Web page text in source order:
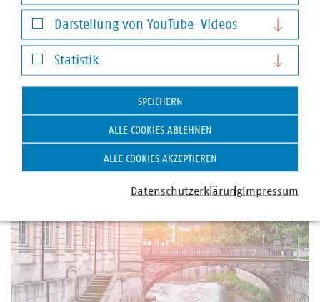
VKU wirbt in Anhörung für praxisnahe und
bürokratiearme Ausgestaltung
25.06.2026
Bei der Anhörung zum Gebäudemodernisierungsgesetz im
Ausschuss für Wirtschaft und Energie des Deutschen
Bundestages rückte der VKU Planungssicherheit,
Umsetzungsfragen bei der Kostenaufteilung der Biotreppe
sowie Wechselwirkungen mit der kommunalen…
Notwendige Cookies
Darstellung von YouTube-Videos
Darstellung von YouTube-Videos
Statistik
Statistik
SPEICHERN
ALLE COOKIES ABLEHNEN
ALLE COOKIES AKZEPTIEREN
DatenschutzerklärungImpressum